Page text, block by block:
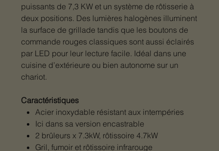
puissants de 7,3 KW et un système de rôtisserie à
deux positions. Des lumières halogènes illuminent
la surface de grillade tandis que les boutons de
commande rouges classiques sont aussi éclairés
par LED pour leur lecture facile. Idéal dans une
cuisine d’extérieure ou bien autonome sur un
chariot.
Caractéristiques
Acier inoxydable résistant aux intempéries
Ici dans sa version encastrable
2 brûleurs x 7.3kW, rôtissoire 4.7kW
Gril, fumoir et rôtissoire infrarouge